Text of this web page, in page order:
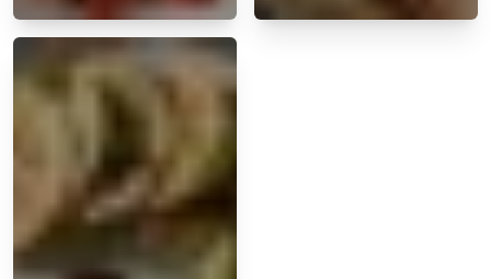
Burrata är en mjuk italiensk ost som är
Super frasig